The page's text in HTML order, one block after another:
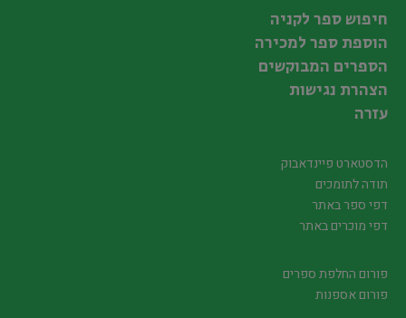
חיפוש ספר לקניה
הוספת ספר למכירה
הספרים המבוקשים
הצהרת נגישות
עזרה
הדסטארט פיינדאבוק
תודה לתומכים
דפי ספר באתר
דפי מוכרים באתר
פורום החלפת ספרים
פורום אספנות